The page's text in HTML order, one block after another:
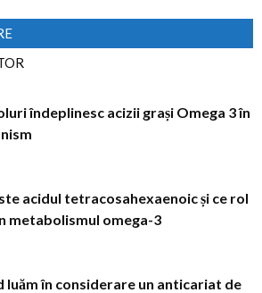
îndeplinesc acizii grași Omega 3 în
acidul tetracosahexaenoic și ce rol
metabolismul omega-3
luăm în considerare un anticariat de